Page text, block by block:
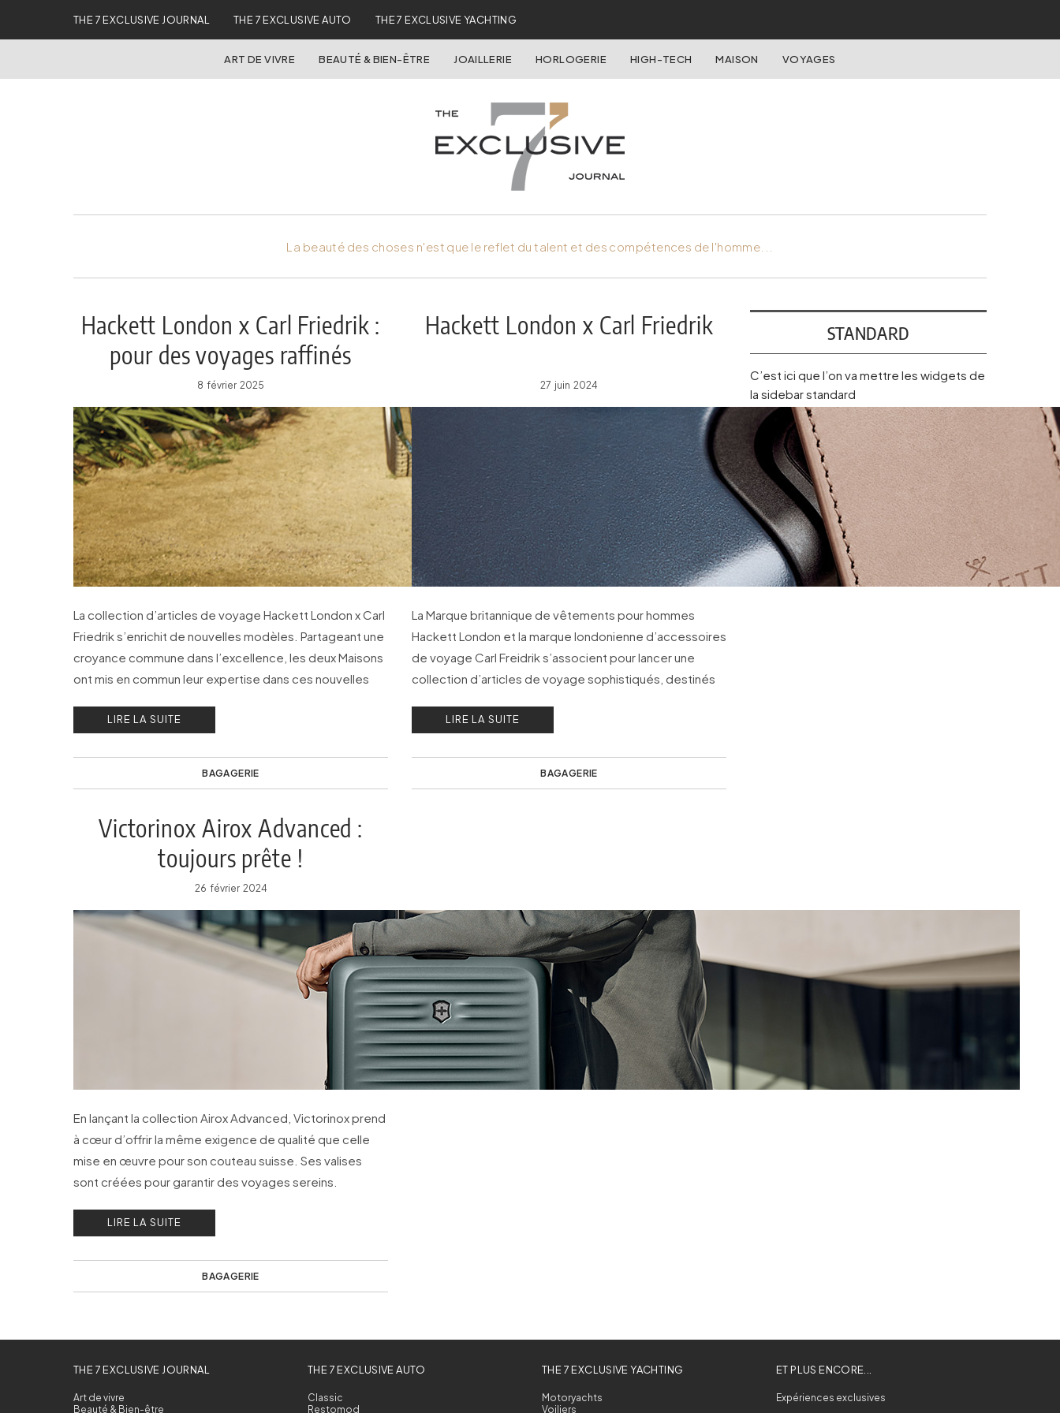
THE 7 EXCLUSIVE JOURNAL THE 7 EXCLUSIVE AUTO THE 7 EXCLUSIVE YACHTING
ART DE VIVRE BEAUTÉ & BIEN-ÊTRE JOAILLERIE HORLOGERIE HIGH-TECH MAISON VOYAGES
La beauté des choses n'est que le reflet du talent et des compétences de l'homme...
Hackett London x Carl Friedrik :
pour des voyages raffinés
8 février 2025
La collection d’articles de voyage Hackett London x Carl
Friedrik s’enrichit de nouvelles modèles. Partageant une
croyance commune dans l’excellence, les deux Maisons
ont mis en commun leur expertise dans ces nouvelles
LIRE LA SUITE
BAGAGERIE
Hackett London x Carl Friedrik
27 juin 2024
La Marque britannique de vêtements pour hommes
Hackett London et la marque londonienne d’accessoires
de voyage Carl Freidrik s’associent pour lancer une
collection d’articles de voyage sophistiqués, destinés
LIRE LA SUITE
BAGAGERIE
Victorinox Airox Advanced :
toujours prête !
26 février 2024
En lançant la collection Airox Advanced, Victorinox prend
à cœur d’offrir la même exigence de qualité que celle
mise en œuvre pour son couteau suisse. Ses valises
sont créées pour garantir des voyages sereins.
LIRE LA SUITE
BAGAGERIE
STANDARD
C’est ici que l’on va mettre les widgets de
la sidebar standard
THE 7 EXCLUSIVE JOURNAL
Art de vivre
Beauté & Bien-être
THE 7 EXCLUSIVE AUTO
Classic
Restomod
THE 7 EXCLUSIVE YACHTING
Motoryachts
Voiliers
ET PLUS ENCORE...
Expériences exclusives